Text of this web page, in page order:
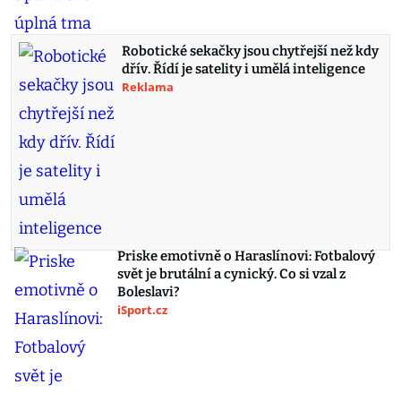
Robotické sekačky jsou chytřejší než kdy
dřív. Řídí je satelity i umělá inteligence
Reklama
Priske emotivně o Haraslínovi: Fotbalový
svět je brutální a cynický. Co si vzal z
Boleslavi?
iSport.cz